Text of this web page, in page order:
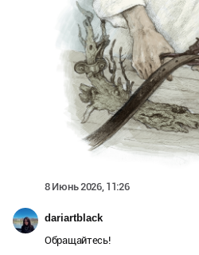
8 Июнь 2026, 11:26
dariartblack
Обращайтесь!